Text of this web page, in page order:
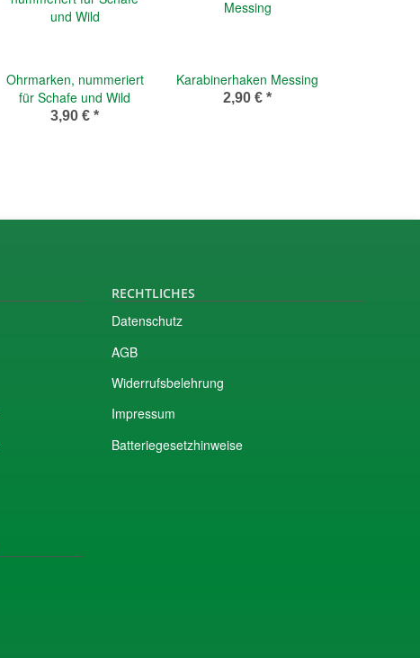
Ohrmarken, nummeriert
für Schafe und Wild
3,90 € *
Karabinerhaken Messing
2,90 € *
RECHTLICHES
Datenschutz
AGB
Widerrufsbelehrung
Impressum
Batteriegesetzhinweise